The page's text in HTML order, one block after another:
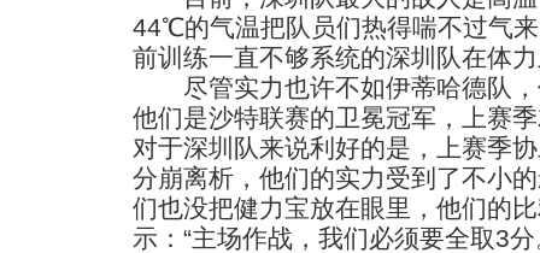
44℃的气温把队员们热得喘不过气
前训练一直不够系统的深圳队在体
尽管实力也许不如伊蒂哈德队，
他们是沙特联赛的卫冕冠军，上赛
对于深圳队来说利好的是，上赛季
分崩离析，他们的实力受到了不小
们也没把健力宝放在眼里，他们的
示：“主场作战，我们必须要全取3